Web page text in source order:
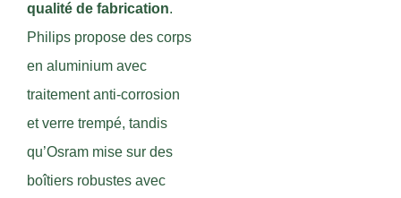
qualité de fabrication.
Philips propose des corps
en aluminium avec
traitement anti-corrosion
et verre trempé, tandis
qu’Osram mise sur des
boîtiers robustes avec